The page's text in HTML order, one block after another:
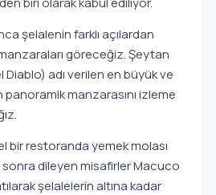
şelalenin farklı açılardan
göreceğiz. Şeytan
Diablo) adı verilen en büyük ve
manzarasını izleme
bir restoranda yemek molası
dileyen misafirler Macuco
şelalelerin altına kadar